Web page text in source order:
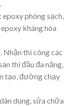
epoxy phòng sạch,
kháng hóa
Nhận thi công các
thi đầu đa năng,
tạo, đường chạy
dụng, sửa chữa